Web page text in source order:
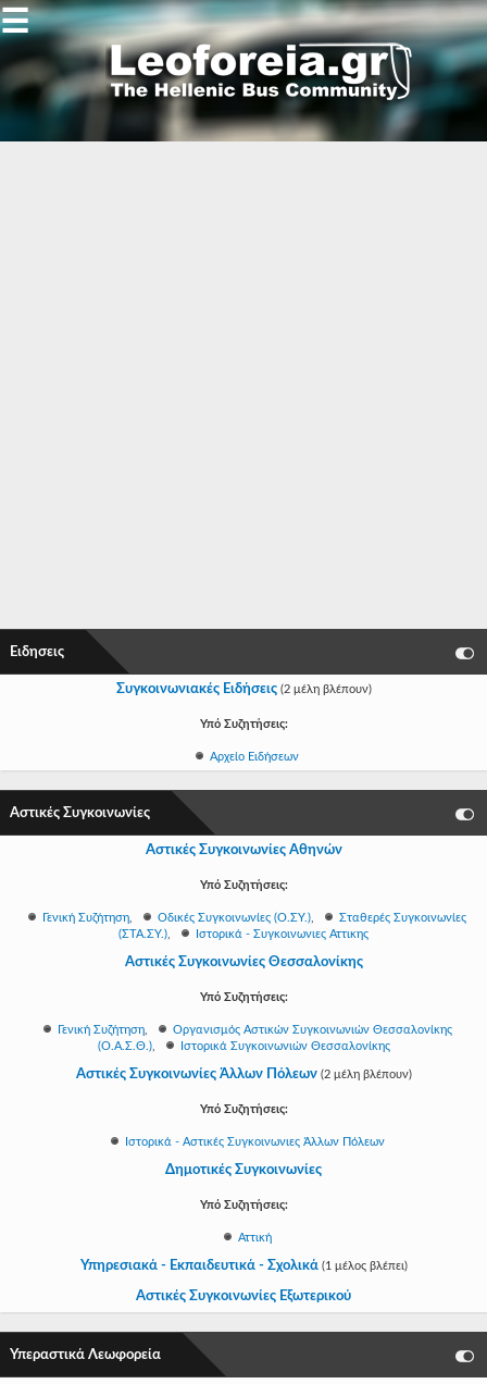
Gallery
-
-
-
-
-
Σύνδεση
☰
Ειδησεις
Συγκοινωνιακές Ειδήσεις (2 μέλη βλέπουν)
Υπό Συζητήσεις:
Αρχείο Ειδήσεων
Αστικές Συγκοινωνίες
Αστικές Συγκοινωνίες Αθηνών
Υπό Συζητήσεις:
Γενική Συζήτηση Οδικές Συγκοινωνίες (Ο.ΣΥ.)
Σταθερές Συγκοινωνίες
(ΣΤΑ.ΣΥ.)
Ιστορικά - Συγκοινωνιες Αττικης
Αστικές Συγκοινωνίες Θεσσαλονίκης
Υπό Συζητήσεις:
Γενική Συζήτηση,
Οργανισμός Αστικών Συγκοινωνιών Θεσσαλονίκης
(Ο.Α.Σ.Θ.), Ιστορικά Συγκοινωνιών Θεσσαλονίκης
Αστικές Συγκοινωνίες Άλλων Πόλεων (2 μέλη βλέπουν)
Υπό Συζητήσεις:
Ιστορικά - Αστικές Συγκοινωνιες Άλλων Πόλεων
Δημοτικές Συγκοινωνίες
Υπό Συζητήσεις:
Αττική
Υπηρεσιακά - Εκπαιδευτικά - Σχολικά (1 μέλος βλέπει)
Αστικές Συγκοινωνίες Εξωτερικού
Υπεραστικά Λεωφορεία